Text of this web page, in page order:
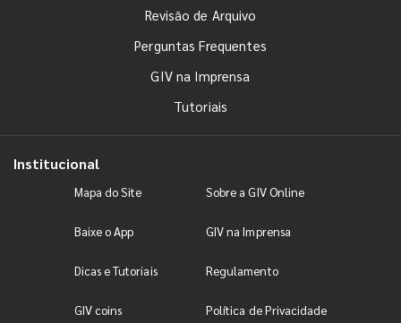
Revisão de Arquivo
Perguntas Frequentes
GIV na Imprensa
Tutoriais
Institucional
Mapa do Site Sobre a GIV Online
Baixe o App GIV na Imprensa
Dicas e Tutoriais Regulamento
GIV coins Política de Privacidade